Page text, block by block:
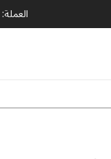
العملة: